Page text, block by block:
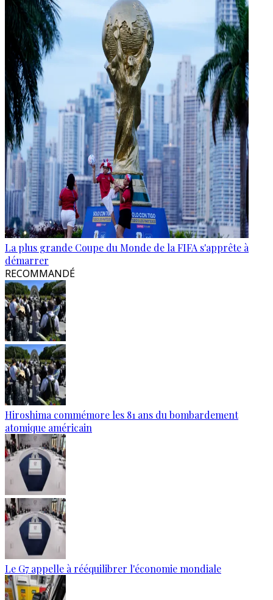
La plus grande Coupe du Monde de la FIFA s'apprête à
démarrer
RECOMMANDÉ
Hiroshima commémore les 81 ans du bombardement
atomique américain
Le G7 appelle à rééquilibrer l'économie mondiale